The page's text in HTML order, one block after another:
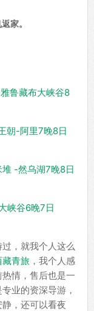
家。
鲁藏布大峡谷8
朝-阿里7晚8日
-然乌湖7晚8日
峡谷6晚7日
，就我个人这么
藏青旅 ，我个人感
情，售后也是一
业的资深导游，
，还可以看夜